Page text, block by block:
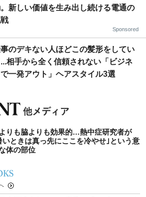
新しい価値を生み出し続ける電通の
Sponsored
のデキない人ほどこの髪形をしてい
相手から全く信頼されない「ビジネ
で一発アウト」ヘアスタイル3選
りも脇よりも効果的…熱中症研究者が
いときは真っ先にここを冷やせ｣という意
体の部位